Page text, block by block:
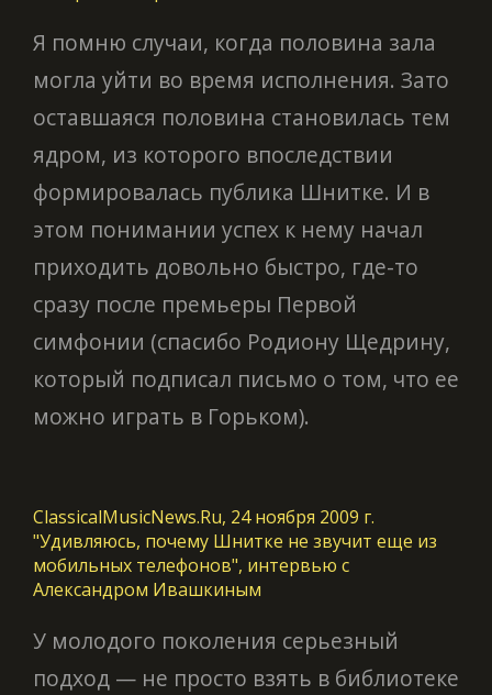
Я помню случаи, когда половина зала
могла уйти во время исполнения. Зато
оставшаяся половина становилась тем
ядром, из которого впоследствии
формировалась публика Шнитке. И в
этом понимании успех к нему начал
приходить довольно быстро, где-то
сразу после премьеры Первой
симфонии (спасибо Родиону Щедрину,
который подписал письмо о том, что ее
можно играть в Горьком).
ClassicalMusicNews.Ru, 24 ноября 2009 г.
"Удивляюсь, почему Шнитке не звучит еще из
мобильных телефонов", интервью с
Александром Ивашкиным
У молодого поколения серьезный
подход — не просто взять в библиотеке